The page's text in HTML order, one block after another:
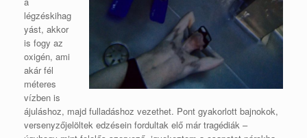
légzéskihag
yást, akkor
is fogy az
oxigén, ami
akár fél
méteres
vízben is
ájuláshoz, majd fulladáshoz vezethet. Pont gyakorlott bajnokok,
versenyzőjelöltek edzésein fordultak elő már tragédiák –